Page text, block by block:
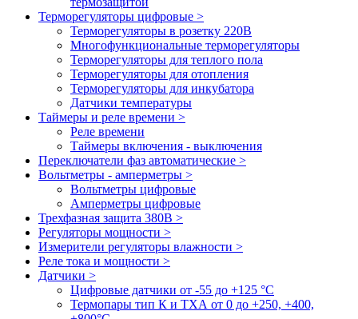
Терморегуляторы цифровые >
Терморегуляторы в розетку 220В
Многофункциональные терморегуляторы
Терморегуляторы для теплого пола
Терморегуляторы для отопления
Терморегуляторы для инкубатора
Датчики температуры
Таймеры и реле времени >
Реле времени
Таймеры включения - выключения
Переключатели фаз автоматические >
Вольтметры - амперметры >
Вольтметры цифровые
Амперметры цифровые
Трехфазная защита 380В >
Регуляторы мощности >
Измерители регуляторы влажности >
Реле тока и мощности >
Датчики >
Цифровые датчики от -55 до +125 °С
Термопары тип К и ТХА от 0 до +250, +400,